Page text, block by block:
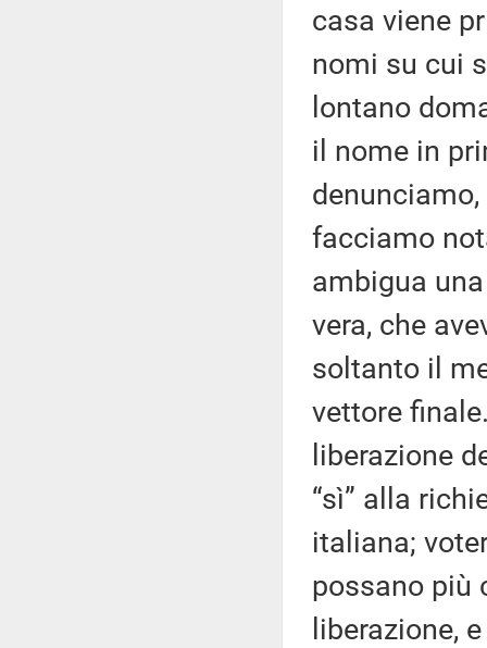
casa viene
nomi su cui
lontano
il nome in
facciamo
ambigua
vera, che
soltanto il
vettore
liberazione
“sì” alla
italiana;
possano più
liberazione,